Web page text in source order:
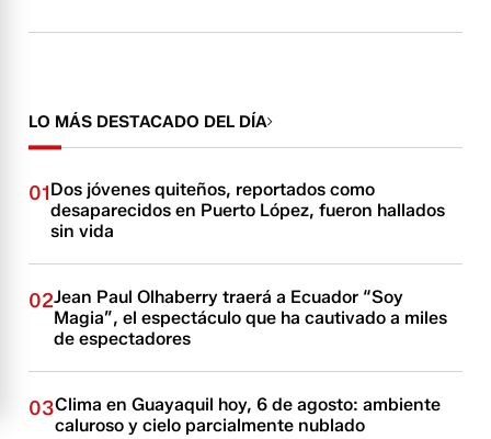
LO MÁS DESTACADO DEL DÍA
01Dos jóvenes quiteños, reportados como
desaparecidos en Puerto López, fueron hallados
sin vida
02Jean Paul Olhaberry traerá a Ecuador “Soy
Magia”, el espectáculo que ha cautivado a miles
de espectadores
03Clima en Guayaquil hoy, 6 de agosto: ambiente
caluroso y cielo parcialmente nublado